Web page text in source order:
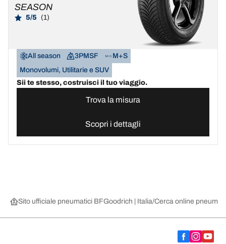
SEASON
5/5 (1)
All season 3PMSF
M+S
Monovolumi, Utilitarie e SUV
Sii te stesso, costruisci il tuo viaggio.
Trova la misura
Scopri i dettagli
Sito ufficiale pneumatici BFGoodrich | Italia Cerca online